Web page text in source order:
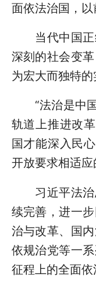
面依法治国，以
当代中国正
深刻的社会变
为宏大而独特的
“法治是中国
轨道上推进改
国才能深入民
开放要求相适
习近平法治
续完善，进一
治与改革、国
依规治党等一
征程上的全面依